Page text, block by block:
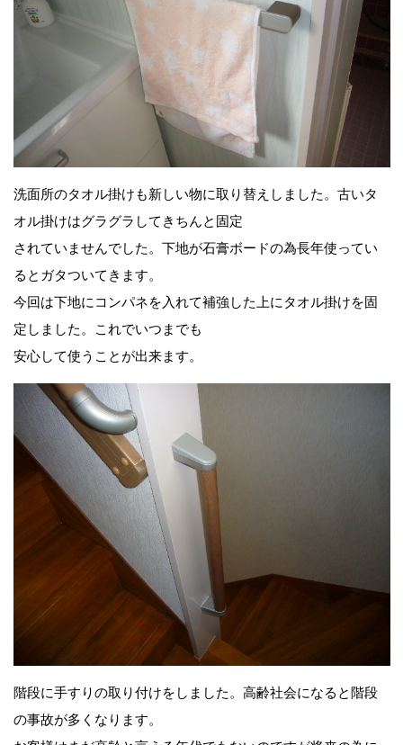
洗面所のタオル掛けも新しい物に取り替えしました。古いタ
オル掛けはグラグラしてきちんと固定
されていませんでした。下地が石膏ボードの為長年使ってい
るとガタついてきます。
今回は下地にコンパネを入れて補強した上にタオル掛けを固
定しました。これでいつまでも
安心して使うことが出来ます。
階段に手すりの取り付けをしました。高齢社会になると階段
の事故が多くなります。